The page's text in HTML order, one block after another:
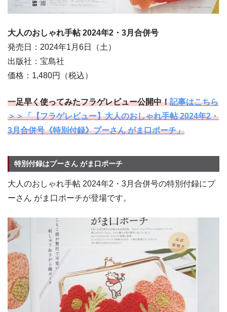
大人のおしゃれ手帖 2024年2・3月合併号
発売日：2024年1月6日（土）
出版社：宝島社
価格：1,480円（税込）
一足早く使ってみたフラゲレビュー公開中！記事はこちら
＞＞「【フラゲレビュー】大人のおしゃれ手帖 2024年2・
3月合併号《特別付録》プーさん がま口ポーチ」
特別付録はプーさん がま口ポーチ
大人のおしゃれ手帖 2024年2・3月合併号の特別付録にプ
ーさん がま口ポーチが登場です。